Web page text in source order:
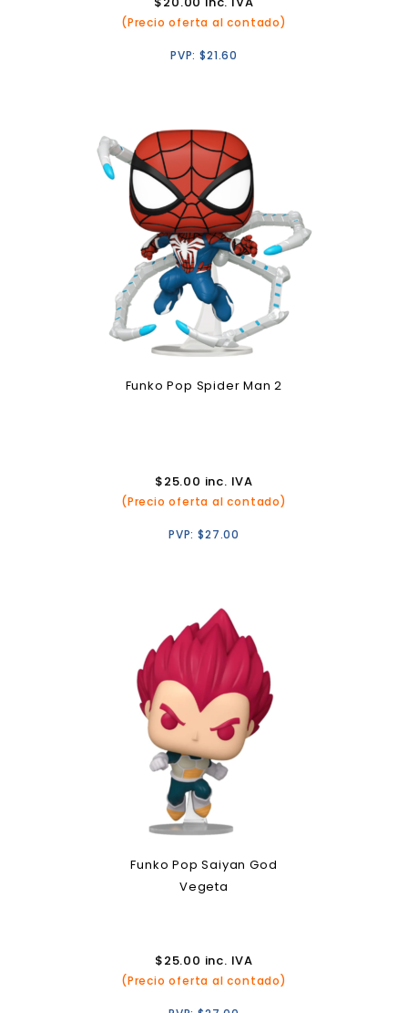
(Precio oferta al contado)
PVP:$21.60
Funko Pop Spider Man 2
$25.00 inc. IVA
(Precio oferta al contado)
PVP:$27.00
Funko Pop Saiyan God
Vegeta
$25.00 inc. IVA
(Precio oferta al contado)